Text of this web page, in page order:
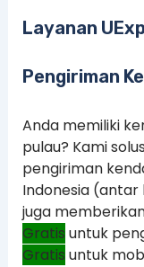
Layanan
Pengiriman
Anda memiliki
pulau? Kami
pengiriman
Indonesia (antar
juga
Gratis untuk
Gratis untuk